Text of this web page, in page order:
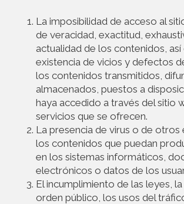
La imposibilidad de acceso al
de veracidad, exactitud,
actualidad de los contenidos,
existencia de vicios y defectos
los contenidos transmitidos,
almacenados, puestos a
haya accedido a través del sitio
servicios que se ofrecen.
La presencia de virus o de otros
los contenidos que puedan
en los sistemas informáticos,
electrónicos o datos de los
El incumplimiento de las leyes,
orden público, los usos del